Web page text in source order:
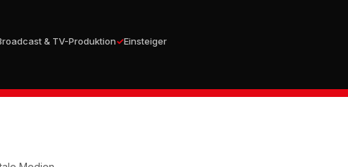
& TV-Produktion Einsteiger